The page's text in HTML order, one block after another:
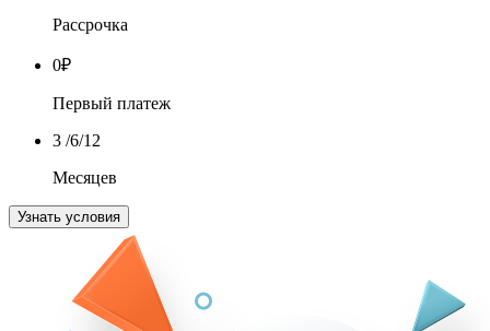
Рассрочка
0₽
Первый платеж
3 /6/12
Месяцев
Узнать условия